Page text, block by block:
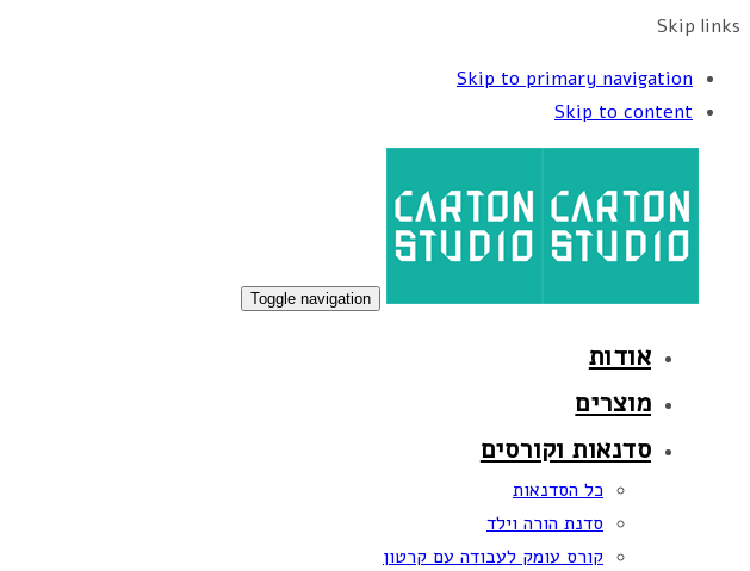
Skip links
Skip to primary navigation
Skip to content
Toggle navigation
אודות
מוצרים
סדנאות וקורסים
כל הסדנאות
סדנת הורה וילד
קורס עומק לעבודה עם קרטון